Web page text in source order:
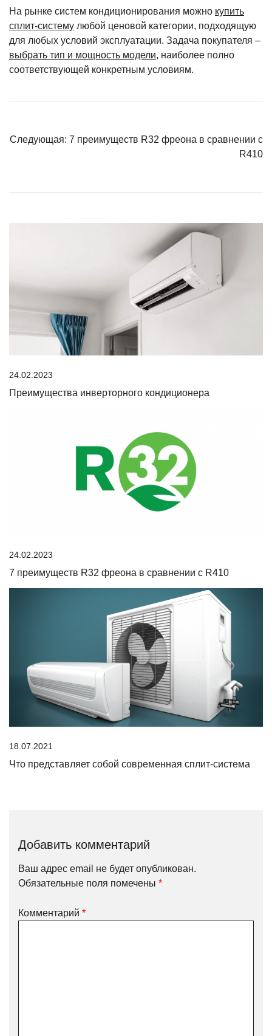
На рынке систем кондиционирования можно купить
сплит-систему любой ценовой категории, подходящую
для любых условий эксплуатации. Задача покупателя –
выбрать тип и мощность модели, наиболее полно
соответствующей конкретным условиям.
Навигация
Следующая: 7 преимуществ R32 фреона в сравнении с
R410
24.02.2023
Преимущества инверторного кондиционера
24.02.2023
7 преимуществ R32 фреона в сравнении с R410
18.07.2021
Что представляет собой современная сплит-система
Добавить комментарий
Ваш адрес email не будет опубликован.
Обязательные поля помечены *
Комментарий *